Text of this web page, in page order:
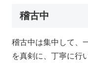
稽古中
稽古中は集中して、
を真剣に、丁寧に行